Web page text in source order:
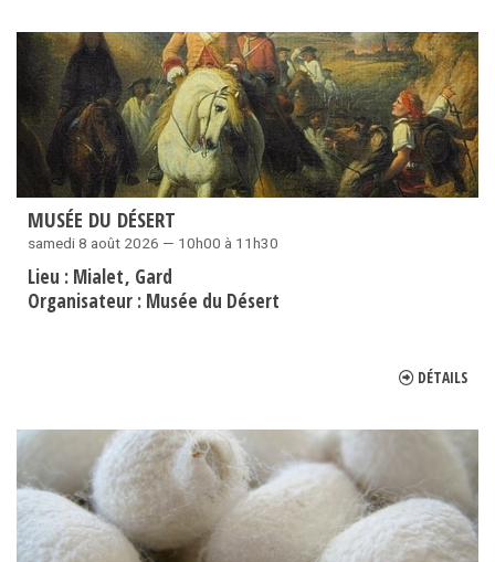
MUSÉE DU DÉSERT
samedi 8 août 2026 — 10h00 à 11h30
Lieu : Mialet Gard
Organisateur : Musée du Désert
DÉTAILS